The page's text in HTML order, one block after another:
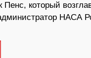
Пенс, который
НАСА